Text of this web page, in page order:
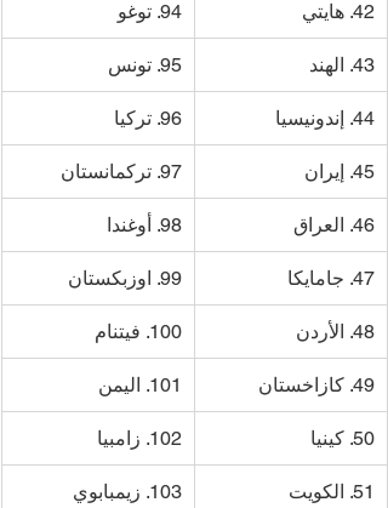
42. هايتي 94. توغو
43. الهند 95. تونس
44. إندونيسيا 96. تركيا
45. إيران 97. تركمانستان
46. العراق 98. أوغندا
47. جامايكا 99. اوزبكستان
48. الأردن 100. فيتنام
49. كازاخستان 101. اليمن
50. كينيا 102. زامبيا
51. الكويت 103. زيمبابوي